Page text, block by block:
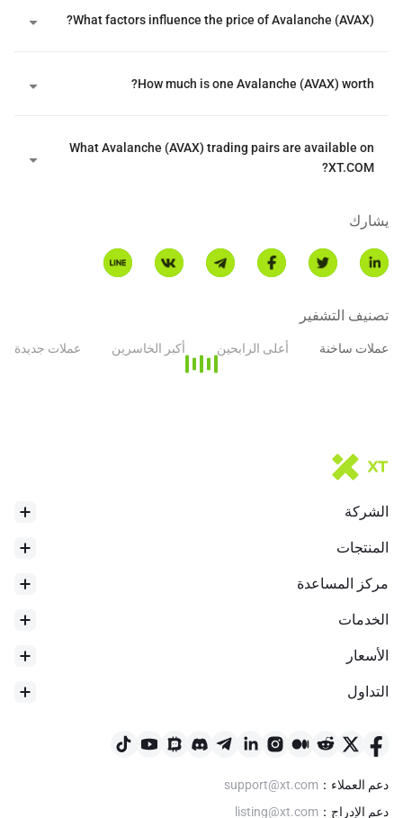
6.71
What factors influence the price of Avalanche (AVAX)?
How much is one Avalanche (AVAX) worth?
What Avalanche (AVAX) trading pairs are available on
XT.COM?
يشارك
تصنيف التشفير
عملات ساخنة أعلى الرابحين أكبر الخاسرين عملات جديدة
الشركة
المنتجات
مركز المساعدة
الخدمات
الأسعار
التداول
دعم العملاء ：
support@xt.com
دعم الإدراج ：
listing@xt.com